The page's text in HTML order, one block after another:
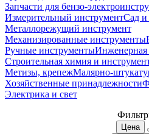
Запчасти для бензо-
Измерительный инструментСад и
Металлорежущий инструмент
Механизированные инструменты
Ручные инструментыИнженерная
Строительная химия и
Метизы, крепежМалярно-
Хозяйственные принадлежности
Электрика и свет
Цена